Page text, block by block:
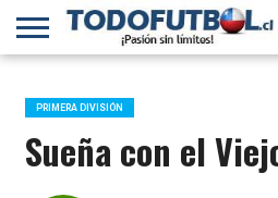
PRIMERA
B
SELECCIÓN
CHILENA
CHILENOS
EN EL
MUNDO
FÚTBOL
INTERNACIONAL
PRIMERA DIVISIÓN
Sueña con el